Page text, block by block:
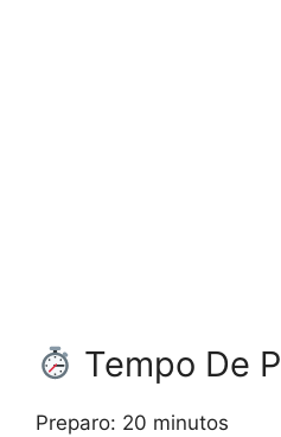
Tempo De
Preparo: 20 minutos